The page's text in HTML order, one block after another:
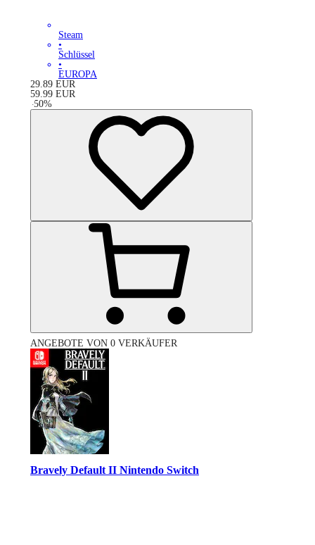
Steam
•
Schlüssel
•
EUROPA
29.89 EUR
59.99 EUR
-50%
ANGEBOTE VON 0 VERKÄUFER
Bravely Default II Nintendo Switch